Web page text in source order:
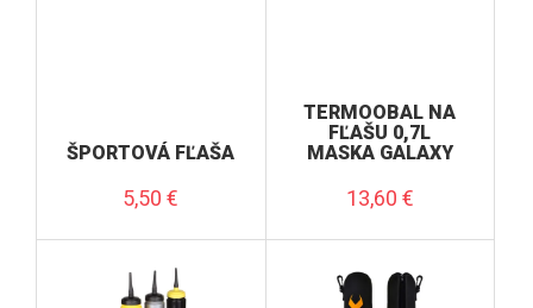
ŠPORTOVÁ FĽAŠA
5,50€
TERMOOBAL NA
FĽAŠU 0,7L
MASKA GALAXY
13,60 €